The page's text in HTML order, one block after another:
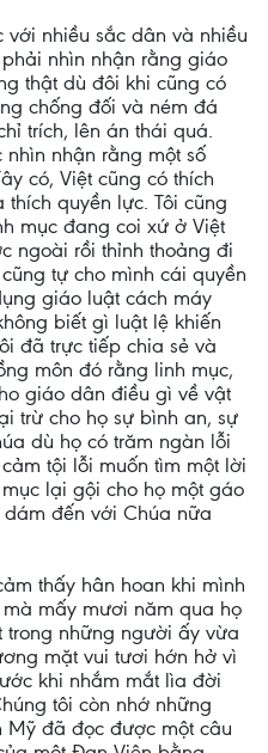
nhiều sắc dân và nhiều
nhìn nhận rằng giáo
thật dù đôi khi cũng có
chống đối và ném đá
trích, lên án thái quá.
nhận rằng một số
có, Việt cũng có thích
quyền lực. Tôi cũng
mục đang coi xứ ở Việt
ngoài rồi thỉnh thoảng đi
tự cho mình cái quyền
giáo luật cách máy
biết gì luật lệ khiến
đã trực tiếp chia sẻ và
môn đó rằng linh mục,
giáo dân điều gì về vật
trừ cho họ sự bình an, sự
dù họ có trăm ngàn lỗi
tội lỗi muốn tìm một lời
lại gội cho họ một gáo
đến với Chúa nữa
thấy hân hoan khi mình
mấy mươi năm qua họ
những người ấy vừa
mặt vui tươi hớn hở vì
khi nhắm mắt lìa đời
tôi còn nhớ những
đã đọc được một câu